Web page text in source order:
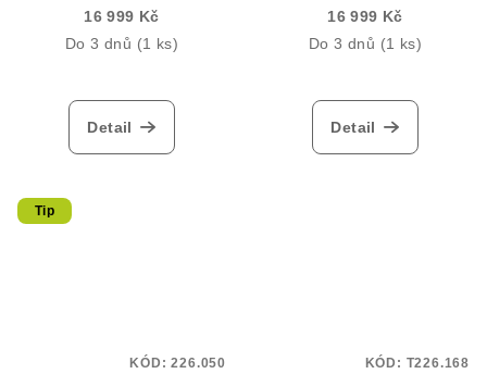
16 999 Kč
Do 3 dnů (1 ks)
Detail
16 999 Kč
Do 3 dnů (1 ks)
Detail
Tip
KÓD:226.050 KÓD: T226.168